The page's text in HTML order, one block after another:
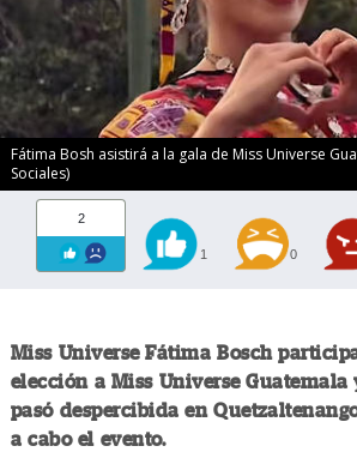
Fátima Bosh asistirá a la gala de Miss Universe
Sociales)
2
1 0
Miss Universe Fátima Bosch
elección a Miss Universe Guatemala
pasó despercibida en
a cabo el evento.